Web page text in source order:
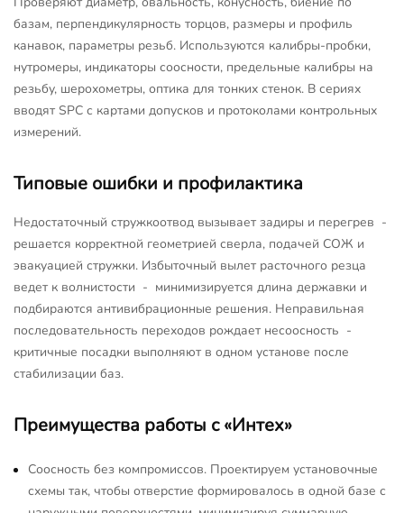
базам, перпендикулярность торцов, размеры и профиль
канавок, параметры резьб. Используются калибры-пробки,
нутромеры, индикаторы соосности, предельные калибры на
резьбу, шерохометры, оптика для тонких стенок. В сериях
вводят SPC с картами допусков и протоколами контрольных
измерений.
Типовые ошибки и профилактика
Недостаточный стружкоотвод вызывает задиры и перегрев -
решается корректной геометрией сверла, подачей СОЖ и
эвакуацией стружки. Избыточный вылет расточного резца
ведет к волнистости - минимизируется длина державки и
подбираются антивибрационные решения. Неправильная
последовательность переходов рождает несоосность -
критичные посадки выполняют в одном установе после
стабилизации баз.
Преимущества работы с «Интех»
Соосность без компромиссов. Проектируем установочные
схемы так, чтобы отверстие формировалось в одной базе с